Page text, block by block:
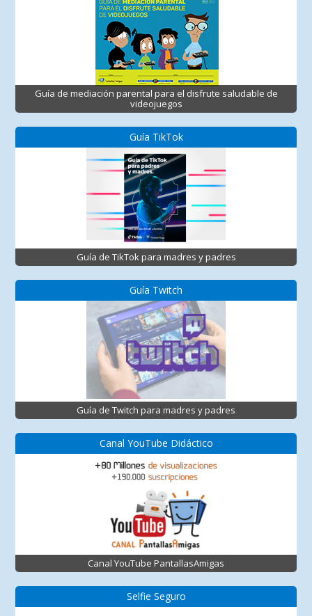
Guía de mediación parental para el disfrute saludable de
videojuegos
Guía TikTok
Guía de TikTok para madres y padres
Guía Twitch
Guía de Twitch para madres y padres
Canal YouTube Didáctico
Canal YouTube PantallasAmigas
Selfie Seguro